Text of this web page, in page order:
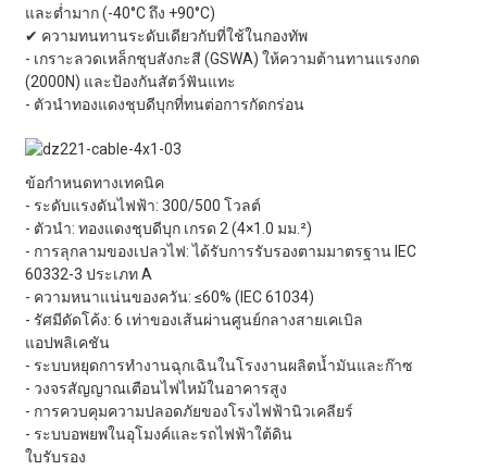
และต่ำมาก (-40°C ถึง +90°C)
✔ ความทนทานระดับเดียวกับที่ใช้ในกองทัพ
- เกราะลวดเหล็กชุบสังกะสี (GSWA) ให้ความต้านทานแรงกด
(2000N) และป้องกันสัตว์ฟันแทะ
- ตัวนำทองแดงชุบดีบุกที่ทนต่อการกัดกร่อน
ข้อกำหนดทางเทคนิค
- ระดับแรงดันไฟฟ้า: 300/500 โวลต์
- ตัวนำ: ทองแดงชุบดีบุก เกรด 2 (4×1.0 มม.²)
- การลุกลามของเปลวไฟ: ได้รับการรับรองตามมาตรฐาน IEC
60332-3 ประเภท A
- ความหนาแน่นของควัน: ≤60% (IEC 61034)
- รัศมีดัดโค้ง: 6 เท่าของเส้นผ่านศูนย์กลางสายเคเบิล
แอปพลิเคชัน
- ระบบหยุดการทำงานฉุกเฉินในโรงงานผลิตน้ำมันและก๊าซ
- วงจรสัญญาณเตือนไฟไหม้ในอาคารสูง
- การควบคุมความปลอดภัยของโรงไฟฟ้านิวเคลียร์
- ระบบอพยพในอุโมงค์และรถไฟฟ้าใต้ดิน
ใบรับรอง